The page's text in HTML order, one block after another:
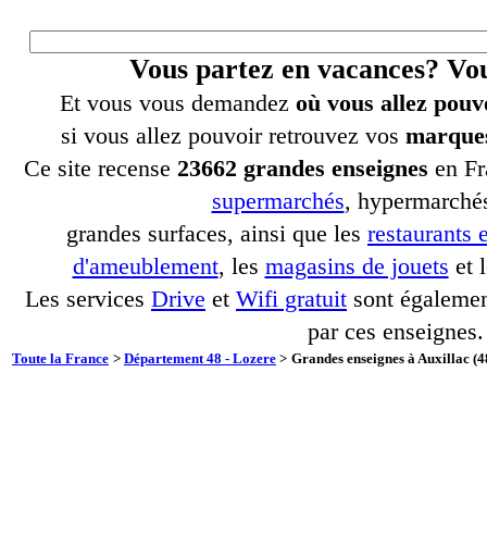
Vous partez en vacances?
Et vous vous demandez où vous allez
si vous allez pouvoir retrouvez vos
Ce site recense 23662 grandes enseignes en
supermarchés,
grandes surfaces, ainsi que les restaurants
d'ameublement, les magasins de jouets et
Les services Drive et Wifi gratuit sont
par ces enseignes.
Toute la France > Département 48 - Lozere > Grandes enseignes à Auxillac